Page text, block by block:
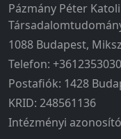
Pázmány Péter
1088 Budapest,
Telefon: +3612353030
Postafiók: 1428
KRID: 248561136
Intézményi